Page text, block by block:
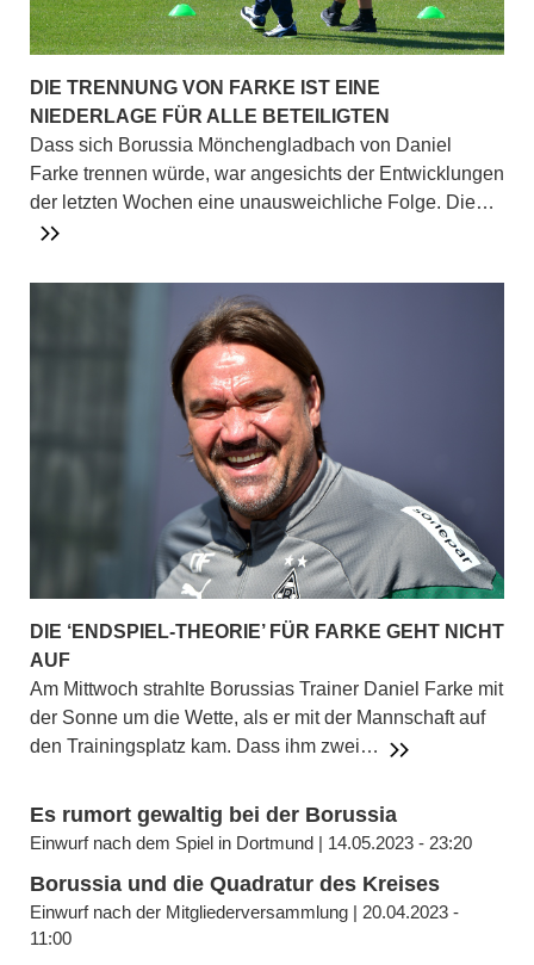
DIE TRENNUNG VON FARKE IST EINE
NIEDERLAGE FÜR ALLE BETEILIGTEN
Dass sich Borussia Mönchengladbach von Daniel
Farke trennen würde, war angesichts der Entwicklungen
der letzten Wochen eine unausweichliche Folge. Die…
DIE ‘ENDSPIEL-THEORIE’ FÜR FARKE GEHT NICHT
AUF
Am Mittwoch strahlte Borussias Trainer Daniel Farke mit
der Sonne um die Wette, als er mit der Mannschaft auf
den Trainingsplatz kam. Dass ihm zwei…
Es rumort gewaltig bei der Borussia
Einwurf nach dem Spiel in Dortmund | 14.05.2023 - 23:20
Borussia und die Quadratur des Kreises
Einwurf nach der Mitgliederversammlung | 20.04.2023 -
11:00